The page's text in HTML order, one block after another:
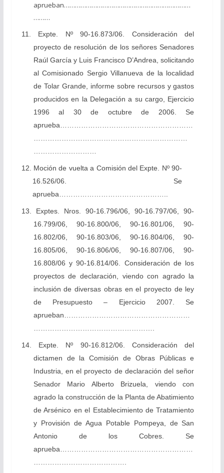
aprueban……………………………………………………………
………
11. Expte. Nº 90-16.873/06. Consideración del
proyecto de resolución de los señores Senadores
Raúl García y Luis Francisco D’Andrea, solicitando
al Comisionado Sergio Villanueva de la localidad
de Tolar Grande, informe sobre recursos y gastos
producidos en la Delegación a su cargo, Ejercicio
1996 al 30 de octubre de 2006. Se
aprueba…………………………………………………
…………………………………………………………
………………………
12. Moción de vuelta a Comisión del Expte. Nº 90-
16.526/06. Se
aprueba………………………………………..
13. Exptes. Nros. 90-16.796/06, 90-16.797/06, 90-
16.799/06, 90-16.800/06, 90-16.801/06, 90-
16.802/06, 90-16.803/06, 90-16.804/06, 90-
16.805/06, 90-16.806/06, 90-16.807/06, 90-
16.808/06 y 90-16.814/06. Consideración de los
proyectos de declaración, viendo con agrado la
inclusión de diversas obras en el proyecto de ley
de Presupuesto – Ejercicio 2007. Se
aprueban………………………………………………
…………………………………………….
14. Expte. Nº 90-16.812/06.Consideración del
dictamen de la Comisión de Obras Públicas e
Industria, en el proyecto de declaración del señor
Senador Mario Alberto Brizuela, viendo con
agrado la construcción de la Planta de Abatimiento
de Arsénico en el Establecimiento de Tratamiento
y Provisión de Agua Potable Pompeya, de San
Antonio de los Cobres. Se
aprueba…………………………………………………
………………………………….